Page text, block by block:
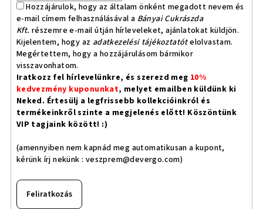
Hozzájárulok, hogy az általam önként megadott nevem és
e-mail címem felhasználásával a Bányai Cukrászda
Kft. részemre e-mail útján hírleveleket, ajánlatokat küldjön.
Kijelentem, hogy az adatkezelési tájékoztatótelolvastam.
Megértettem, hogy a hozzájárulásom bármikor
visszavonhatom.
Iratkozz fel hírlevelünkre, és szerezd meg 10%
kedvezmény kuponunkat, melyet emailben küldünk ki
Neked. Értesülj a legfrissebb kollekcióinkról és
termékeinkről szinte a megjelenés előtt! Köszöntünk
VIP tagjaink között! :)
(amennyiben nem kapnád meg automatikusan a kupont,
kérünk írj nekünk : veszprem@devergo.com)
Feliratkozás